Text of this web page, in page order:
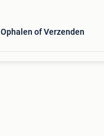
Ophalen of Verzenden